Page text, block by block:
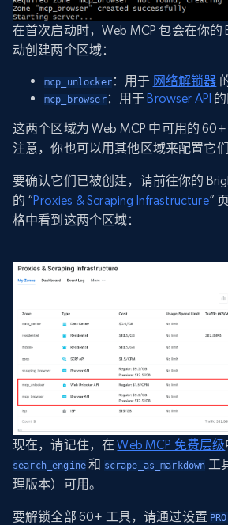
在首次启动时，Web MCP 包会在你的
动创建两个区域：
mcp_unlocker：用于 网络解锁器
mcp_browser：用于Browser API 的
这两个区域为 Web MCP 中可用的
注意，你也可以用其他区域来配置它们
要确认它们已被创建，请前往你的
的 “Proxies & Scraping Infrastructure”
格中看到这两个区域：
现在，请记住，在Web MCP 免费层级
search_engine 和 scrape_as_markdown 工
理版本）可用。
要解锁全部 60+ 工具，请通过设置